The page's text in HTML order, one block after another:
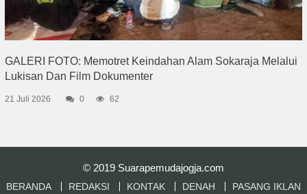
GALERI FOTO: Memotret Keindahan Alam Sokaraja Melalui
Lukisan Dan Film Dokumenter
21 Juli 2026 0 62
© 2019 Suarapemudajogja.com
BERANDA REDAKSI KONTAK DENAH PASANG IKLAN